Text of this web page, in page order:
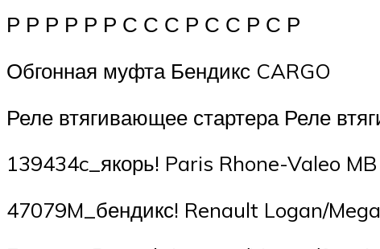
Р Р Р Р Р Р С С С Р С С Р С Р
Обгонная муфта Бендикс CARGO
Реле втягивающее стартера Реле
139434c_якорь! Paris Rhone-Valeo
47079M_бендикс! Renault Logan/